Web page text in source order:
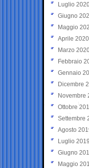
Luglio
Giugno
Maggio
Aprile 2020
Marzo
Febbraio
Gennaio
Dicembre
Novembre
Ottobre
Settembre
Agosto
Luglio 2019
Giugno
Maggio